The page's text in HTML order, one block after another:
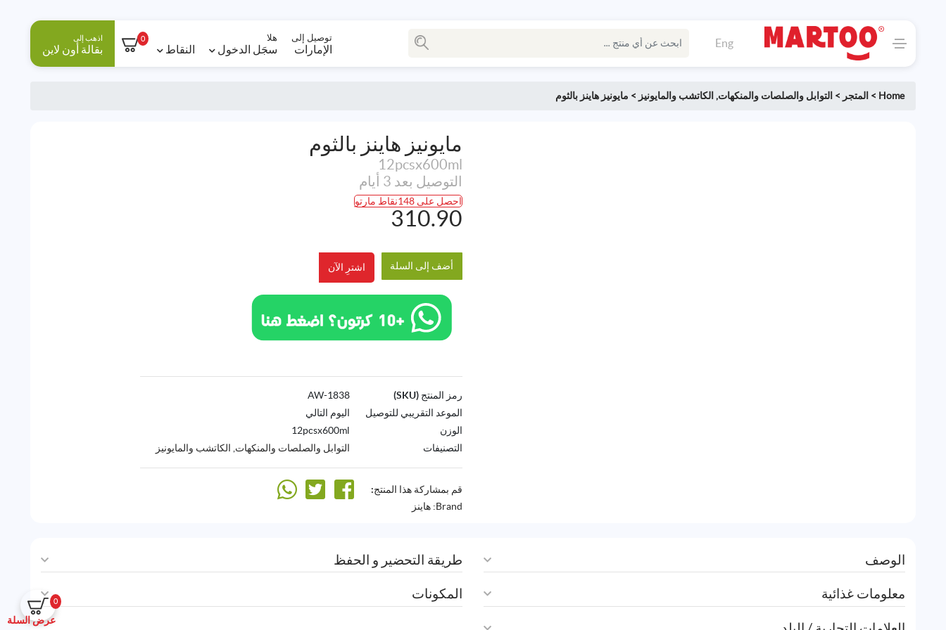
Eng توصيل إلى
الإمارات
هلا
سجَل الدخول النقاط
0 اذهب إلى
بقالة أون لاين
0
عرض السلة
Home
> المتجر > التوابل والصلصات والمنكهات, الكاتشب والمايونيز > مايونيز هاينز بالثوم
مايونيز هاينز بالثوم
12pcsx600ml
التوصيل بعد 3 أيام
احصل على 148نقاط مارتو
310.90
أضف إلى السلة اشترِ الآن
رمز المنتج (SKU)
1838-AW
الموعد التقريبي للتوصيل
اليوم التالي
الوزن
12pcsx600ml
التصنيفات
التوابل والصلصات والمنكهات, الكاتشب والمايونيز
قم بمشاركة هذا المنتج:
Brand: هاينز
الوصف
معلومات غذائية
طريقة التحضير و الحفظ
المكونات